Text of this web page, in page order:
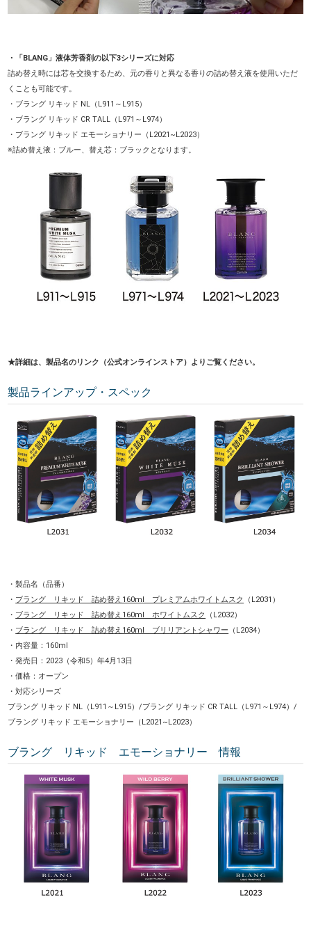
・「BLANG」液体芳香剤の以下3シリーズに対応
詰め替え時には芯を交換するため、元の香りと異なる香りの詰め替え液を使用いただ
くことも可能です。
・ブラング リキッド NL（L911～L915）
・ブラング リキッド CR TALL（L971～L974）
・ブラング リキッド エモーショナリー（L2021~L2023）
※詰め替え液：ブルー、替え芯：ブラックとなります。
★詳細は、製品名のリンク（公式オンラインストア）よりご覧ください。
製品ラインアップ・スペック
・製品名（品番）
・ ブラング リキッド 詰め替え160ml プレミアムホワイトムスク
（L2031）
・ ブラング リキッド 詰め替え160ml ホワイトムスク
（L2032）
・ ブラング リキッド 詰め替え160ml ブリリアントシャワー （L2034）
・内容量：160ml
・発売日：2023（令和5）年4月13日
・価格：オープン
・対応シリーズ
ブラング リキッド NL（L911～L915）/ブラング リキッド CR TALL（L971～L974）/
ブラング リキッド エモーショナリー（L2021~L2023）
ブラング リキッド エモーショナリー 情報